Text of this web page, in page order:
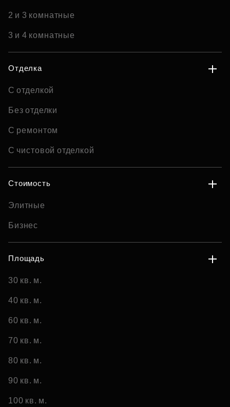
2 и 3 комнатные
3 и 4 комнатные
Отделка
С отделкой
Без отделки
С ремонтом
С чистовой отделкой
Стоимость
Элитные
Бизнес
Площадь
30 кв. м.
40 кв. м.
60 кв. м.
70 кв. м.
80 кв. м.
90 кв. м.
100 кв. м.